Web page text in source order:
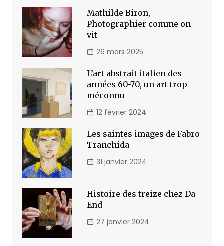
Mathilde Biron,
Photographier comme on
vit
26 mars 2025
L’art abstrait italien des
années 60-70, un art trop
méconnu
12 février 2024
Les saintes images de Fabro
Tranchida
31 janvier 2024
Histoire des treize chez Da-
End
27 janvier 2024